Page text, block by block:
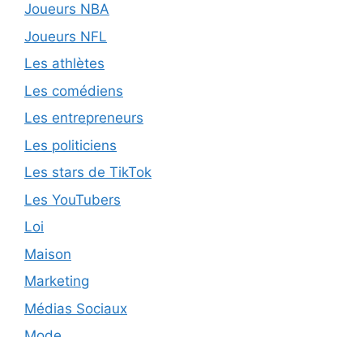
Joueurs NBA
Joueurs NFL
Les athlètes
Les comédiens
Les entrepreneurs
Les politiciens
Les stars de TikTok
Les YouTubers
Loi
Maison
Marketing
Médias Sociaux